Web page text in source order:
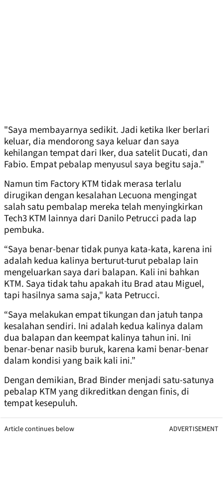
"Saya membayarnya sedikit. Jadi ketika Iker berlari
keluar, dia mendorong saya keluar dan saya
kehilangan tempat dari Iker, dua satelit Ducati, dan
Fabio. Empat pebalap menyusul saya begitu saja."
Namun tim Factory KTM tidak merasa terlalu
dirugikan dengan kesalahan Lecuona mengingat
salah satu pembalap mereka telah menyingkirkan
Tech3 KTM lainnya dari Danilo Petrucci pada lap
pembuka.
“Saya benar-benar tidak punya kata-kata, karena ini
adalah kedua kalinya berturut-turut pebalap lain
mengeluarkan saya dari balapan. Kali ini bahkan
KTM. Saya tidak tahu apakah itu Brad atau Miguel,
tapi hasilnya sama saja," kata Petrucci.
“Saya melakukan empat tikungan dan jatuh tanpa
kesalahan sendiri. Ini adalah kedua kalinya dalam
dua balapan dan keempat kalinya tahun ini. Ini
benar-benar nasib buruk, karena kami benar-benar
dalam kondisi yang baik kali ini.”
Dengan demikian, Brad Binder menjadi satu-satunya
pebalap KTM yang dikreditkan dengan finis, di
tempat kesepuluh.
Article continues below ADVERTISEMENT